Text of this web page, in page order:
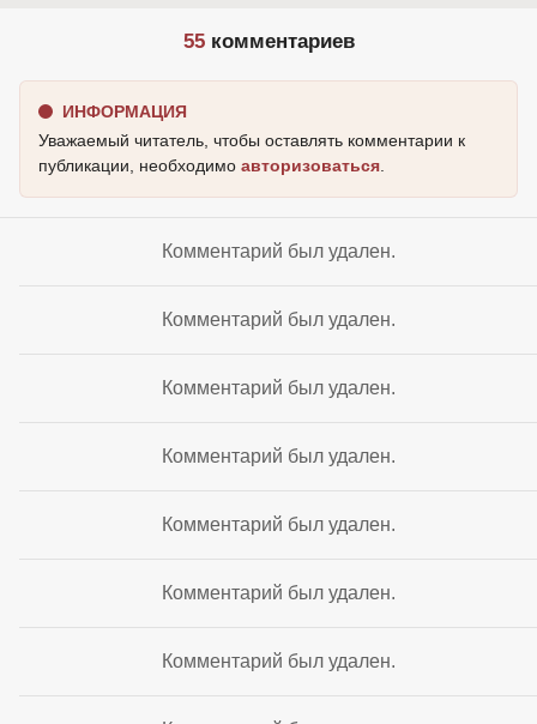
55комментариев
ИНФОРМАЦИЯ
Уважаемый читатель, чтобы оставлять комментарии к
публикации, необходимо авторизоваться
Комментарий был удален.
Комментарий был удален.
Комментарий был удален.
Комментарий был удален.
Комментарий был удален.
Комментарий был удален.
Комментарий был удален.